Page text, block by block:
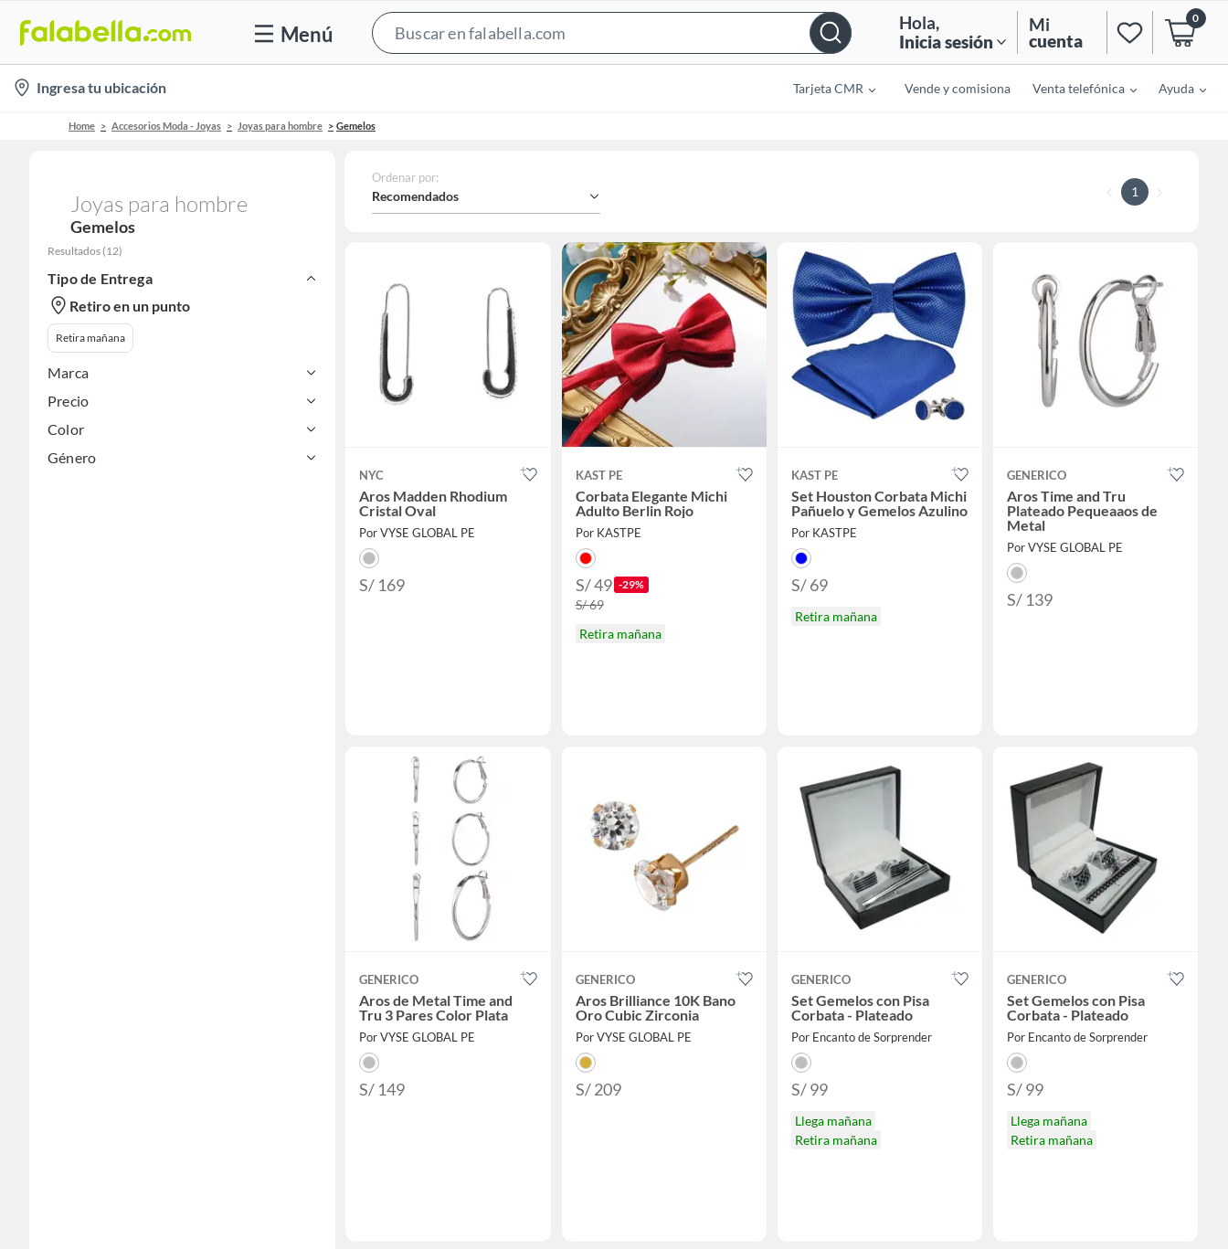
Menú
Bar
Hola,
Inicia sesión
Mi
cuenta
0
location-
icon
Ingresa tu ubicación Tarjeta CMR Vende y comisiona Venta telefónica Ayuda
Home Accesorios Moda - Joyas Joyas para hombre Gemelos
Joyas para hombre
Gemelos
Resultados (12)
Tipo de Entrega
Retiro en un punto
Retira mañana
Marca
Precio
Color
Género
Ordenar por:
Recomendados 1
NYC
Aros Madden Rhodium
Cristal Oval
Por VYSE GLOBAL PE
S/ 169
KAST PE
Corbata Elegante Michi
Adulto Berlin Rojo
Por KASTPE
S/ 49 -29%
S/ 69
Retira mañana
KAST PE
Set Houston Corbata Michi
Pañuelo y Gemelos Azulino
Por KASTPE
S/ 69
Retira mañana
GENERICO
Aros Time and Tru
Plateado Pequeaaos de
Metal
Por VYSE GLOBAL PE
S/ 139
GENERICO
Aros de Metal Time and
Tru 3 Pares Color Plata
Por VYSE GLOBAL PE
S/ 149
GENERICO
Aros Brilliance 10K Bano
Oro Cubic Zirconia
Por VYSE GLOBAL PE
S/ 209
GENERICO
Set Gemelos con Pisa
Corbata - Plateado
Por Encanto de Sorprender
S/ 99
Llega mañana
Retira mañana
GENERICO
Set Gemelos con Pisa
Corbata - Plateado
Por Encanto de Sorprender
S/ 99
Llega mañana
Retira mañana